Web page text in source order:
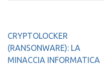
Navigazione
articoli
CRYPTOLOCKER
(RANSONWARE): LA
MINACCIA INFORMATICA